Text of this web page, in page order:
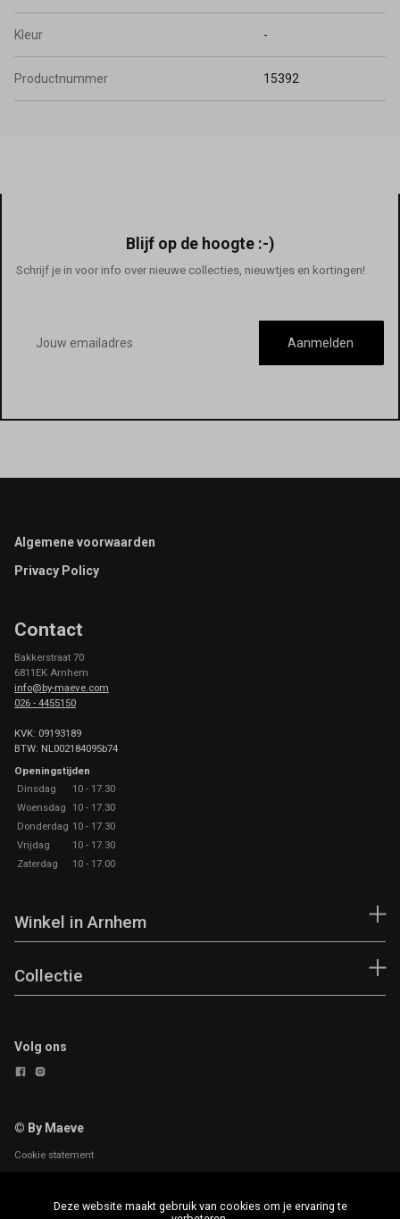
Kleur -
Productnummer 15392
Blijf op de hoogte :-)
Schrijf je in voor info over nieuwe collecties, nieuwtjes en kortingen!
mailadres
Aanmelden
Footer
Algemene voorwaarden
Privacy Policy
Contact
Bakkerstraat 70
6811EK Arnhem
info@by-maeve.com
026 - 4455150
KVK: 09193189
BTW: NL002184095b74
Openingstijden
Dinsdag
10 - 17.30
Woensdag
10 - 17.30
Donderdag 10 - 17.30
Vrijdag
10 - 17.30
Zaterdag
10 - 17.00
Winkel in Arnhem
Collectie
Volg ons
© By Maeve
Cookie statement
Deze website maakt gebruik van cookies om je ervaring te